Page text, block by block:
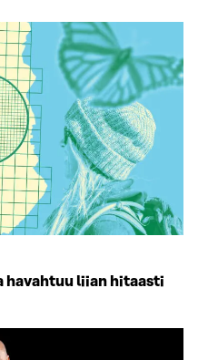
havahtuu liian hitaasti